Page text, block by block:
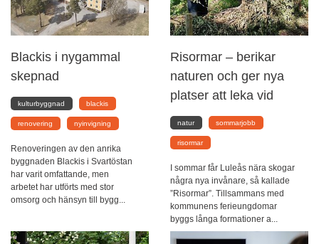
Blackis i nygammal
skepnad
kulturbyggnad blackis
renovering nyinvigning
Renoveringen av den anrika
byggnaden Blackis i Svartöstan
har varit omfattande, men
arbetet har utförts med stor
omsorg och hänsyn till bygg...
Risormar – berikar
naturen och ger nya
platser att leka vid
natur sommarjobb
risormar
I sommar får Luleås nära skogar
några nya invånare, så kallade
”Risormar”. Tillsammans med
kommunens ferieungdomar
byggs långa formationer a...